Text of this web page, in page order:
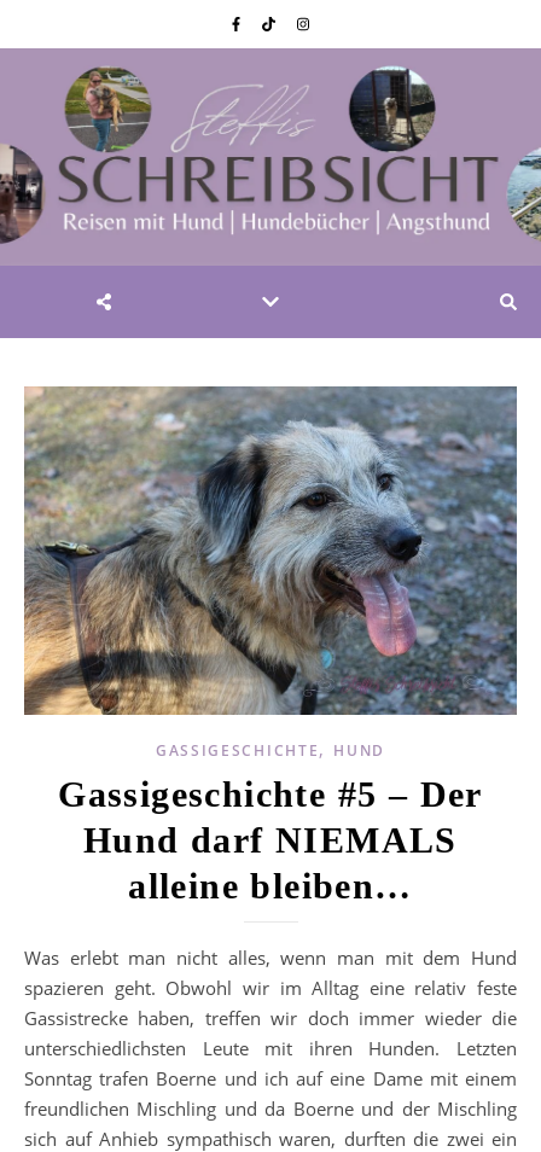
GASSIGESCHICHTE, HUND
Gassigeschichte #5 – Der
Hund darf NIEMALS
alleine bleiben…
Was erlebt man nicht alles, wenn man mit dem Hund
spazieren geht. Obwohl wir im Alltag eine relativ feste
Gassistrecke haben, treffen wir doch immer wieder die
unterschiedlichsten Leute mit ihren Hunden. Letzten
Sonntag trafen Boerne und ich auf eine Dame mit einem
freundlichen Mischling und da Boerne und der Mischling
sich auf Anhieb sympathisch waren, durften die zwei ein